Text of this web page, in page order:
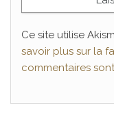
Ce site utilise
savoir plus sur la
commentaires